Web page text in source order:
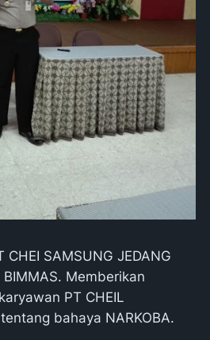
SAMSUNG JEDANG
BIMMAS. Memberikan
PT CHEIL
bahaya NARKOBA.